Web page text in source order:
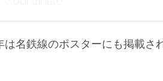
名鉄線のポスターにも掲載さ